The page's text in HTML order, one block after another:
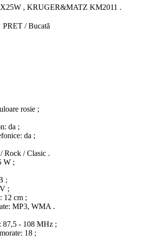
, KRUGER&MATZ KM2011 .
PRET / Bucată
rosie ;
da ;
da ;
Rock / Clasic .
W ;
;
;
12 cm ;
MP3, WMA .
87,5 - 108 MHz ;
18 ;